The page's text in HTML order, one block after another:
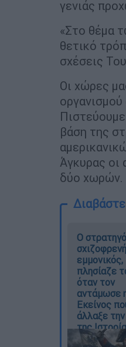
γενιάς
«Στο θέμα
θετικό
σχέσεις
Οι χώρες
βάση της
Άγκυρας οι
δύο χωρών.
O
εμμονικός,
πλησίαζε
όταν τον
αντάμωσε
Εκείνος
άλλαξε
της